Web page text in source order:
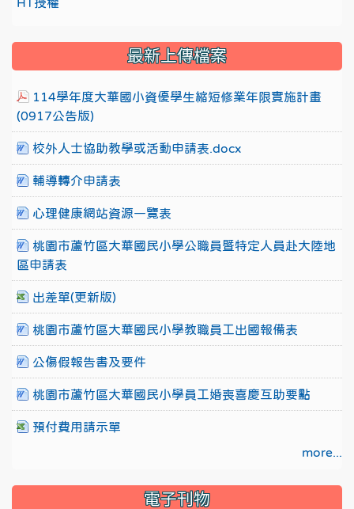
最新上傳檔案
114學年度大華國小資優學生縮短修業年限實施計畫
(0917公告版)
校外人士協助教學或活動申請表.docx
輔導轉介申請表
心理健康網站資源一覽表
桃園市蘆竹區大華國民小學公職員暨特定人員赴大陸地
區申請表
出差單(更新版)
桃園市蘆竹區大華國民小學教職員工出國報備表
公傷假報告書及要件
桃園市蘆竹區大華國民小學員工婚喪喜慶互助要點
預付費用請示單
more...
電子刊物